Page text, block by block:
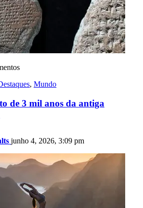
, Mundo
de 3 mil anos da antiga
junho 4, 2026, 3:09 pm